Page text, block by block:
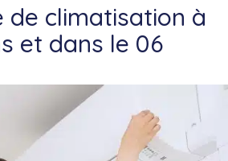
de climatisation à
et dans le 06